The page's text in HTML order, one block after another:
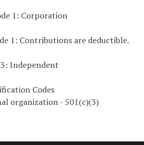
1: Corporation
1: Contributions are deductible.
Independent
Codes
organization - 501(c)(3)